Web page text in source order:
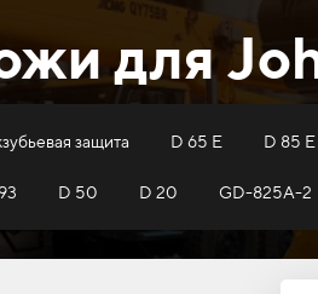
для
защита D 65 E D 85 E
D 50 D 20 GD-825A-2